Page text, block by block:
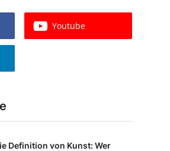
Youtube
Definition von Kunst: Wer